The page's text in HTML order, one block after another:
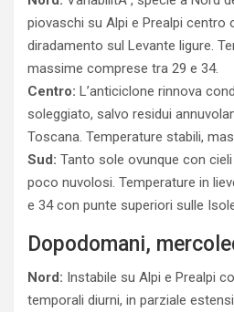
piovaschi su Alpi e Prealpi centro
diradamento sul Levante ligure.
massime comprese tra 29 e 34.
Centro: L’anticiclone rinnova
soleggiato, salvo residui
Toscana. Temperature stabili,
Sud: Tanto sole ovunque con
poco nuvolosi. Temperature in
e 34 con punte superiori sulle
Dopodomani,
Nord: Instabile su Alpi e Prealpi
temporali diurni, in parziale